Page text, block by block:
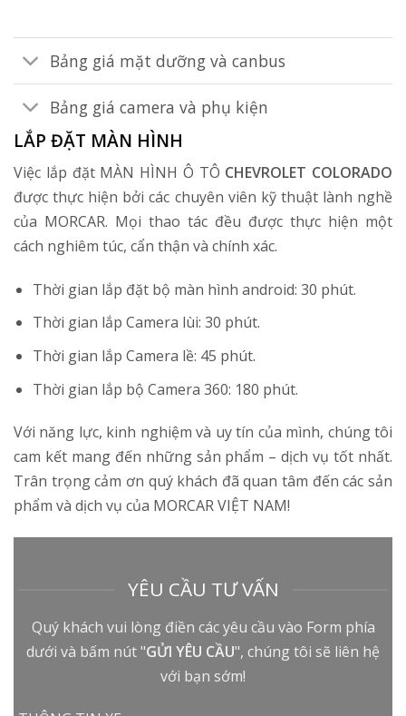
Bảng giá mặt dưỡng và canbus
Bảng giá camera và phụ kiện
LẮP ĐẶT MÀN HÌNH
Việc lắp đặt MÀN HÌNH Ô TÔ CHEVROLET COLORADO
được thực hiện bởi các chuyên viên kỹ thuật lành nghề
của MORCAR. Mọi thao tác đều được thực hiện một
cách nghiêm túc, cẩn thận và chính xác.
Thời gian lắp đặt bộ màn hình android: 30 phút.
Thời gian lắp Camera lùi: 30 phút.
Thời gian lắp Camera lề: 45 phút.
Thời gian lắp bộ Camera 360: 180 phút.
Với năng lực, kinh nghiệm và uy tín của mình, chúng tôi
cam kết mang đến những sản phẩm – dịch vụ tốt nhất.
Trân trọng cảm ơn quý khách đã quan tâm đến các sản
phẩm và dịch vụ của MORCAR VIỆT NAM!
YÊU CẦU TƯ VẤN
Quý khách vui lòng điền các yêu cầu vào Form phía
dưới và bấm nút "GỬI YÊU CẦU", chúng tôi sẽ liên hệ
với bạn sớm!